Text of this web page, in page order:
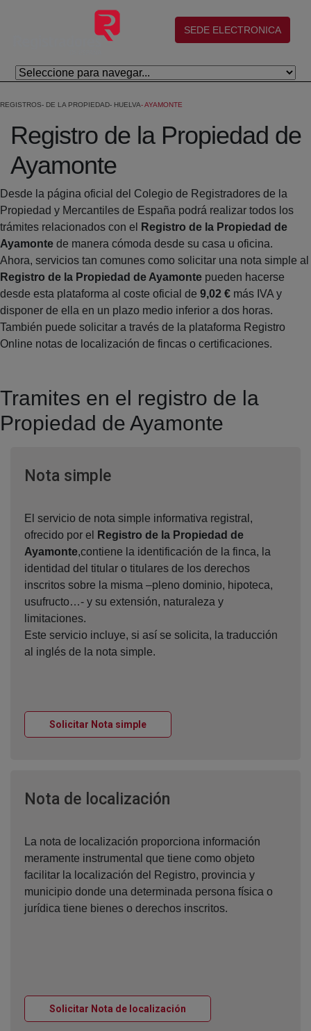
Salta al contingut principal
(abre en nueva ventana)
SEDE ELECTRONICA
REGISTROS DE LA PROPIEDAD HUELVA AYAMONTE
Registro de la Propiedad de
Ayamonte
Desde la página oficial del Colegio de Registradores de la
Propiedad y Mercantiles de España podrá realizar todos los
trámites relacionados con el
Registro de la Propiedad de
Ayamonte de manera cómoda desde su casa u oficina.
Ahora, servicios tan comunes como solicitar una nota simple al
Registro de la Propiedad de Ayamonte pueden hacerse
desde esta plataforma al coste oficial de 9,02 € más IVA y
disponer de ella en un plazo medio inferior a dos horas.
También puede solicitar a través de la plataforma Registro
Online notas de localización de fincas o certificaciones.
Tramites en el registro de la
Propiedad de Ayamonte
Nota simpleVentana nueva
El servicio de nota simple informativa registral,
ofrecido por el
Registro de la Propiedad de
Ayamonte,contiene la identificación de la finca, la
identidad del titular o titulares de los derechos
inscritos sobre la misma –pleno dominio, hipoteca,
usufructo…- y su extensión, naturaleza y
limitaciones.
Este servicio incluye, si así se solicita, la traducción
al inglés de la nota simple.
Solicitar Nota simpleVentana nueva
Nota de localización
La nota de localización proporciona información
meramente instrumental que tiene como objeto
facilitar la localización del Registro, provincia y
municipio donde una determinada persona física o
jurídica tiene bienes o derechos inscritos.
Solicitar Nota de localización